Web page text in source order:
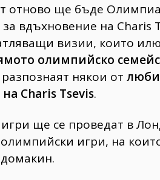
отново ще бъде
за вдъхновение на Charis
визии, които
олимпийско
някои от
Charis Tsevis.
ще се проведат в
игри, на